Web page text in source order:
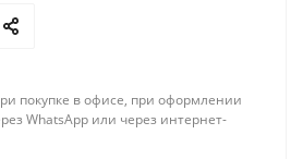
покупке в офисе, при оформлении
WhatsApp или через интернет-